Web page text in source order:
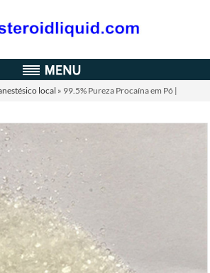
local » 99.5% Pureza Procaína em Pó |